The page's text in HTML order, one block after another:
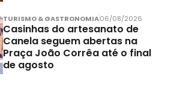
TURISMO & GASTRONOMIA06/08/2026
Casinhas do artesanato de
Canela seguem abertas na
Praça João Corrêa até o final
de agosto